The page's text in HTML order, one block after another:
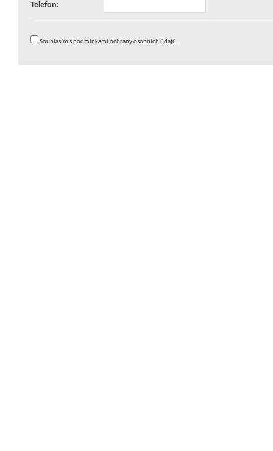
Telefon:
Souhlasím spodmínkami ochrany osobních údajů